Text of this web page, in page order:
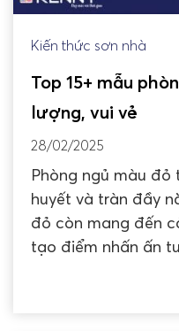
Kiến thức sơn nhà
Top 15+ mẫu
lượng, vui vẻ
28/02/2025
Phòng ngủ màu
huyết và tràn đầy
đỏ còn mang đến
tạo điểm nhấn ấn